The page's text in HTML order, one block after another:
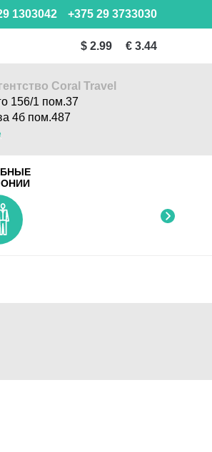
+375 29 3733030
1303042
$ 2.99 € 3.44
Coral Travel
156/1 пом.37
4б пом.487